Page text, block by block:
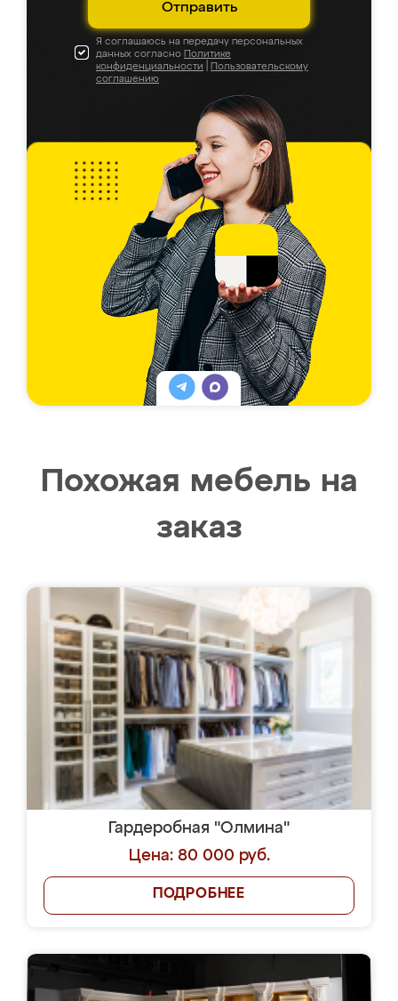
Отправить
Я соглашаюсь на передачу персональных
данных согласно Политике
конфиденциальности
Пользовательскому
соглашению
Похожая мебель на
заказ
Гардеробная "Олмина"
Цена: 80 000 руб.
ПОДРОБНЕЕ